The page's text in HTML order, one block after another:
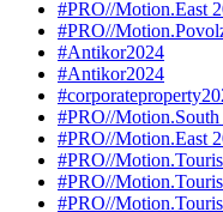
#PRO//Motion.East
#PRO//
#Antikor2024
#Antikor2024
#PRO//Motion.South
#PRO//Motion.East
#PRO//
#PRO//
#PRO//